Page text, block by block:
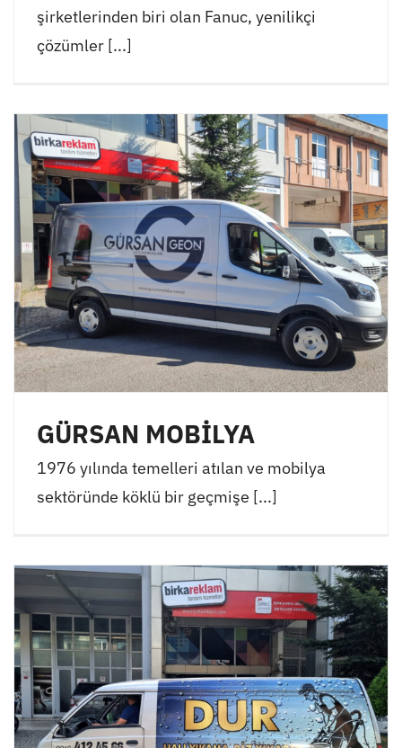
şirketlerinden biri olan Fanuc, yenilikçi
çözümler [...]
GÜRSAN MOBİLYA
1976 yılında temelleri atılan ve mobilya
sektöründe köklü bir geçmişe [...]